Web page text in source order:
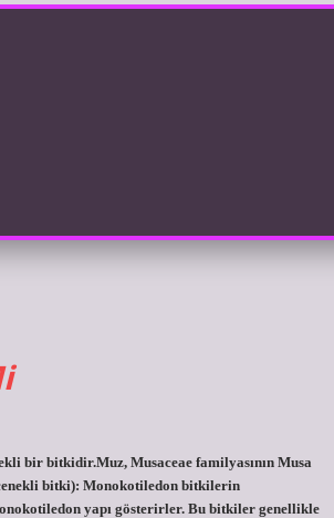
bir bitkidir.Muz, Musaceae familyasının Musa
bitki): Monokotiledon bitkilerin
yapı gösterirler. Bu bitkiler genellikle